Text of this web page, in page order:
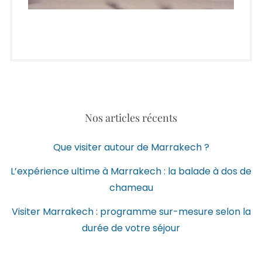
Nos articles récents
Que visiter autour de Marrakech ?
L’expérience ultime à Marrakech : la balade à dos de
chameau
Visiter Marrakech : programme sur-mesure selon la
durée de votre séjour